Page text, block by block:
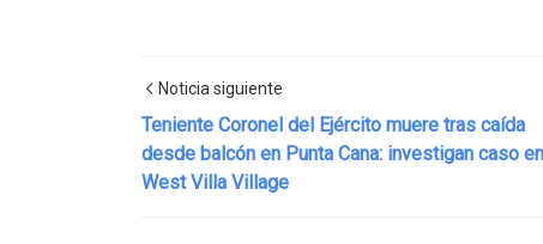
Noticia siguiente
Teniente Coronel del Ejército muere tras caída
desde balcón en Punta Cana: investigan caso en
West Villa Village